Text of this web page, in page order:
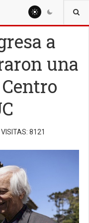
a
una
VISITAS: 8121